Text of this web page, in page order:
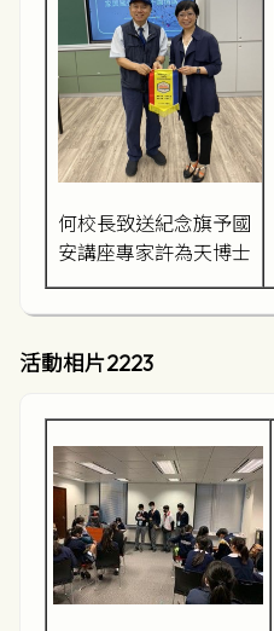
何校長致送紀念旗予國
安講座專家許為天博士
活動相片2223